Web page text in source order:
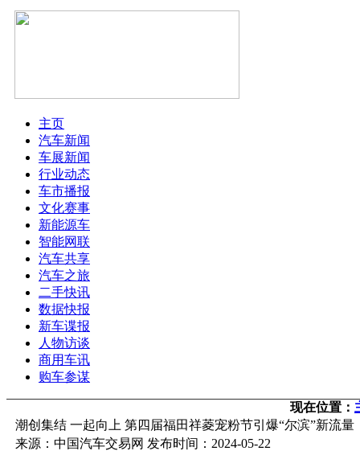
主页
汽车新闻
车展新闻
行业动态
车市播报
文化赛事
新能源车
智能网联
汽车共享
汽车之旅
二手快讯
数据快报
新车谍报
人物访谈
商用车讯
购车参谋
现在位置：
潮创集结 一起向上 第四届福田祥菱宠粉节引爆“尔滨”新流量
来源：中国汽车交易网 发布时间：2024-05-22